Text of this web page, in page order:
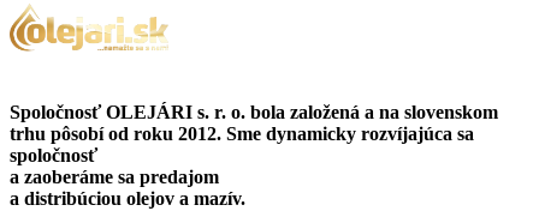
Spoločnosť OLEJÁRI s. r. o. bola založená a na slovenskom
trhu pôsobí od roku 2012. Sme dynamicky rozvíjajúca sa
spoločnosť
a zaoberáme sa predajom
a distribúciou olejov a mazív.